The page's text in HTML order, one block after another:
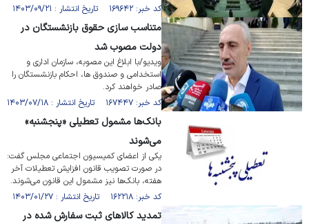
کد خبر: ۱۶۹۶۴۲ تاریخ انتشار : ۱۴۰۳/۰۹/۲۱
متناسب سازی حقوق بازنشستگان در
دولت مصوب شد
ویدیو/با ابلاغ این مصوبه، سازمان اداری و
استخدامی و صندوق ها، احکام بازنشستگان را
صادر خواهند کرد.
کد خبر: ۱۶۷۴۴۷ تاریخ انتشار : ۱۴۰۳/۰۷/۱۸
بانک‌ها مشمول تعطیلی «پنجشنبه»
می‌شوند
یکی از اعضای کمیسیون اجتماعی مجلس گفت:
در صورت تصویب قانون افزایش تعطیلات آخر
هفته، بانک‌ها نیز مشمول این قانون می‌شوند.
کد خبر: ۱۶۲۲۱۸ تاریخ انتشار : ۱۴۰۳/۰۱/۲۷
تمدید کالا‌های ثبت سفارش شده در